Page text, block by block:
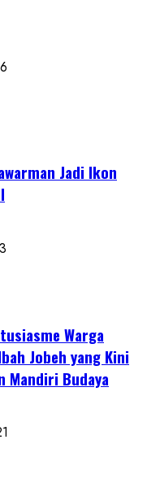
Jadi Ikon
Warga
Jobeh yang Kini
Mandiri Budaya